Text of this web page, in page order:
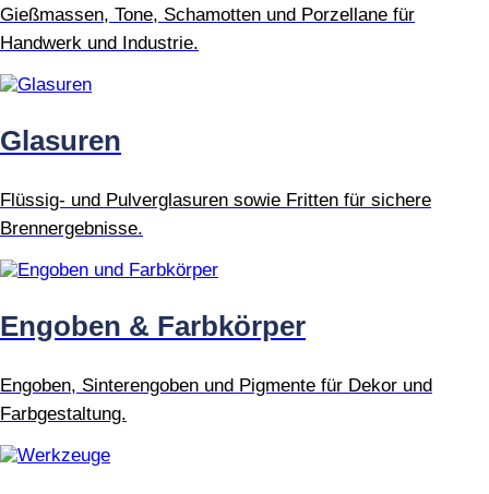
Gießmassen, Tone, Schamotten und Porzellane für
Handwerk und Industrie.
Glasuren
Flüssig- und Pulverglasuren sowie Fritten für sichere
Brennergebnisse.
Engoben & Farbkörper
Engoben, Sinterengoben und Pigmente für Dekor und
Farbgestaltung.